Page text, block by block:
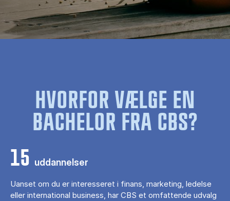
HVORFOR VÆLGE EN
BACHELOR FRA CBS?
15 uddannelser
Uanset om du er interesseret i finans, marketing, ledelse
eller international business, har CBS et omfattende udvalg